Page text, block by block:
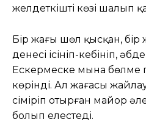
желдеткішті көзі шалып
Бір жағы шөл қысқан, бір
денесі ісініп-кебініп,
Ескермеске мына бөлме
көрінді. Ал жағасы
сіміріп отырған майор
болып елестеді.